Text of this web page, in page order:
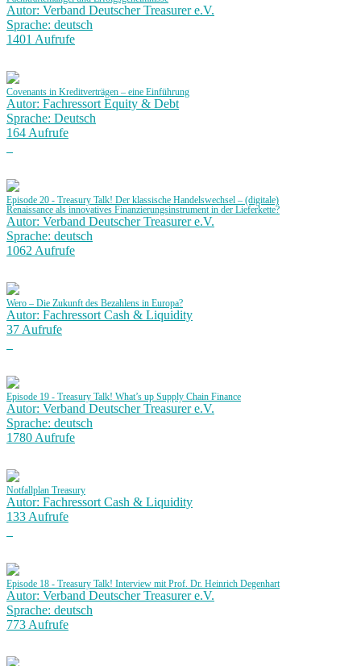
Autor: Verband Deutscher Treasurer e.V.
Sprache: deutsch
1401 Aufrufe
Covenants in Kreditverträgen – eine Einführung
Autor: Fachressort Equity & Debt
Sprache: Deutsch
164 Aufrufe
Episode 20 - Treasury Talk! Der klassische Handelswechsel – (digitale)
Renaissance als innovatives Finanzierungsinstrument in der Lieferkette?
Autor: Verband Deutscher Treasurer e.V.
Sprache: deutsch
1062 Aufrufe
Wero – Die Zukunft des Bezahlens in Europa?
Autor: Fachressort Cash & Liquidity
37 Aufrufe
Episode 19 - Treasury Talk! What’s up Supply Chain Finance
Autor: Verband Deutscher Treasurer e.V.
Sprache: deutsch
1780 Aufrufe
Notfallplan Treasury
Autor: Fachressort Cash & Liquidity
133 Aufrufe
Episode 18 - Treasury Talk! Interview mit Prof. Dr. Heinrich Degenhart
Autor: Verband Deutscher Treasurer e.V.
Sprache: deutsch
773 Aufrufe